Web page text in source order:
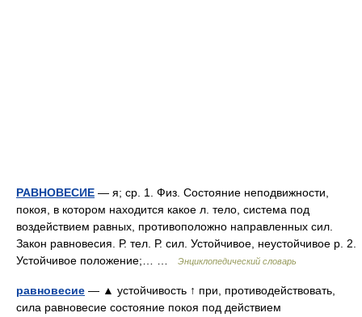
РАВНОВЕСИЕ — я; ср. 1. Физ. Состояние неподвижности,
покоя, в котором находится какое л. тело, система под
воздействием равных, противоположно направленных сил.
Закон равновесия. Р. тел. Р. сил. Устойчивое, неустойчивое р. 2.
Устойчивое положение;… …
Энциклопедический словарь
равновесие — ▲ устойчивость ↑ при, противодействовать,
сила равновесие состояние покоя под действием